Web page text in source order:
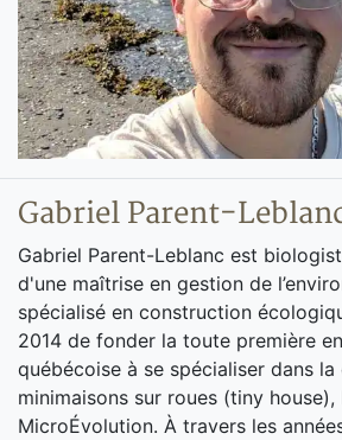
Gabriel Parent-
Gabriel Parent-Leblanc est
d'une maîtrise en gestion de
spécialisé en construction
2014 de fonder la toute première
québécoise à se spécialiser dans
minimaisons sur roues (tiny
MicroÉvolution. À travers les